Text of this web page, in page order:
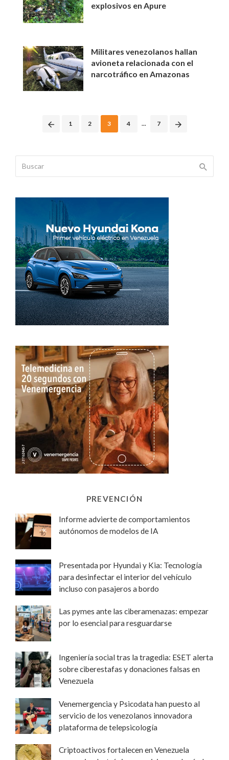
explosivos en Apure
Militares venezolanos hallan
avioneta relacionada con el
narcotráfico en Amazonas
navigation
1 2 3 4 ... 7
PREVENCIÓN
Informe advierte de comportamientos
autónomos de modelos de IA
Presentada por Hyundai y Kia: Tecnología
para desinfectar el interior del vehículo
incluso con pasajeros a bordo
Las pymes ante las ciberamenazas: empezar
por lo esencial para resguardarse
Ingeniería social tras la tragedia: ESET alerta
sobre ciberestafas y donaciones falsas en
Venezuela
Venemergencia y Psicodata han puesto al
servicio de los venezolanos innovadora
plataforma de telepsicología
Criptoactivos fortalecen en Venezuela